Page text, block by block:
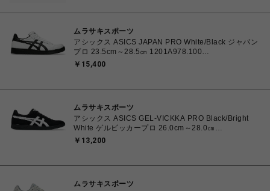
ムラサキスポーツ
アシックス ASICS JAPAN PRO White/Black ジャパン
プロ 23.5cm～28.5㎝ 1201A978.100
4550457071079 メンズ レディース スニーカー スケ
￥15,400
ムラサキスポーツ
アシックス ASICS GEL-VICKKA PRO Black/Bright
White ゲルビッカープロ 26.0cm～28.0㎝
1201A486.006 4570158997553 メンズ スニーカー
￥13,200
ムラサキスポーツ